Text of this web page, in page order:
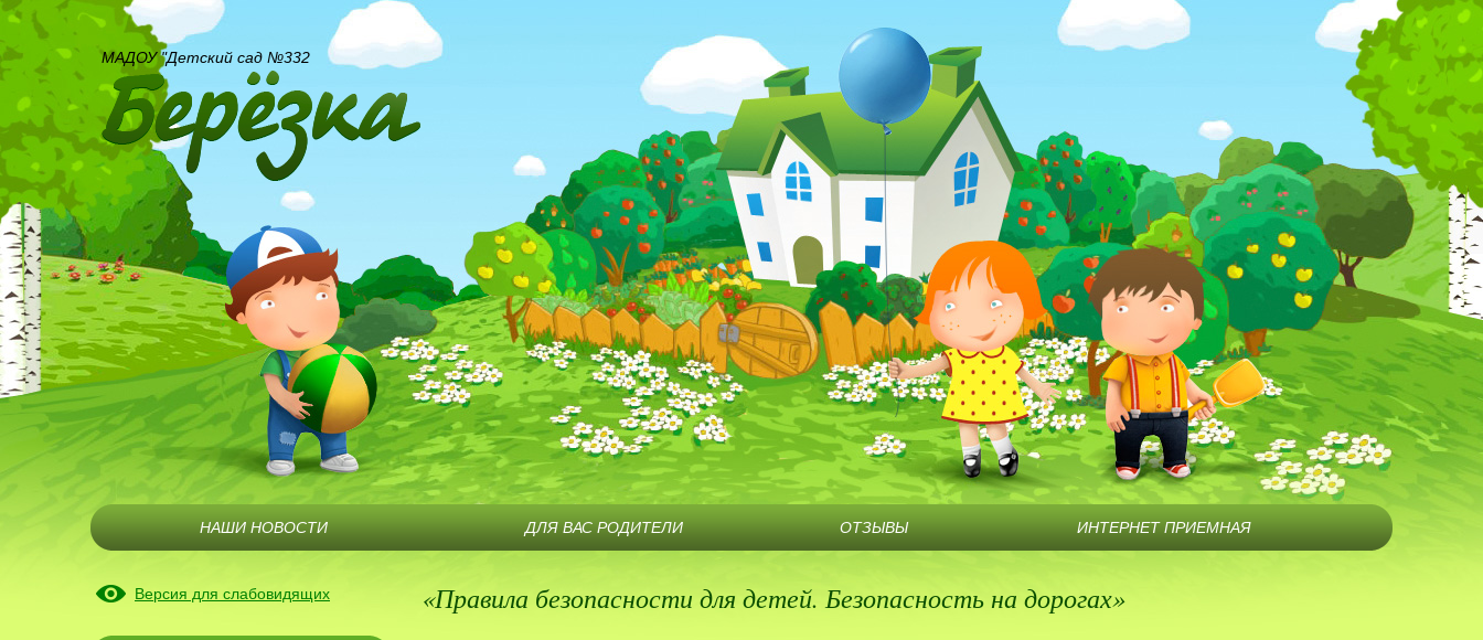
Версия для слабовидящих «Правила безопасности для детей. Безопасность на дорогах»
МАДОУ "Детский сад №332
НАШИ НОВОСТИ ДЛЯ ВАС РОДИТЕЛИ ОТЗЫВЫ ИНТЕРНЕТ ПРИЕМНАЯ